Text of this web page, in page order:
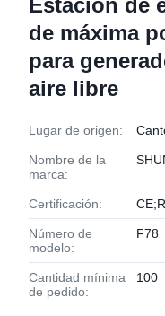
Estación de
de máxima
para
aire libre
Lugar de origen:
Nombre de la
marca:
Certificación:
Número de
modelo:
F78
Cantidad mínima
de pedido:
100